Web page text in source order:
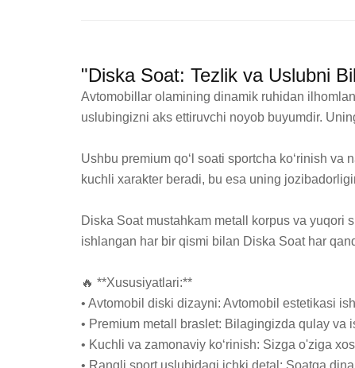
"Diska Soat: Tezlik va Uslubni
Avtomobillar olamining dinamik ruhidan
uslubingizni aks ettiruvchi noyob buyumdir.
Ushbu premium qo‘l soati sportcha ko‘rinish va
kuchli xarakter beradi, bu esa uning
Diska Soat mustahkam metall korpus va yuqori
ishlangan har bir qismi bilan Diska Soat har
🔥 **Xususiyatlari:**
• Avtomobil diski dizayni: Avtomobil estetikasi
• Premium metall braslet: Bilagingizda qulay
• Kuchli va zamonaviy ko‘rinish: Sizga o'ziga
• Rangli sport uslubidagi ichki detal: Soatga